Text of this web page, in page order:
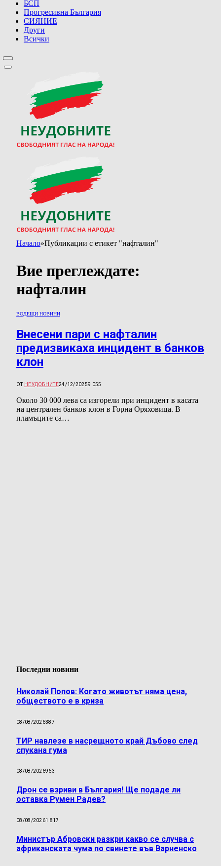
БСП
Прогресивна България
СИЯНИЕ
Други
Всички
Начало»Публикации с етикет "нафталин"
Вие преглеждате:
нафталин
ВОДЕЩИ НОВИНИ
Внесени пари с нафталин
предизвикаха инцидент в банков
клон
ОТ НЕУДОБНИТЕ24/12/20259 055
Около 30 000 лева са изгорели при инцидент в касата
на централен банков клон в Горна Оряховица. В
пламъците са…
Последни новини
Николай Попов: Когато животът няма цена,
обществото е в криза
08/08/2026387
ТИР навлезе в насрещното край Дъбово след
спукана гума
08/08/2026963
Дрон се взриви в България! Ще подаде ли
оставка Румен Радев?
08/08/20261 817
Министър Абровски разкри какво се случва с
африканската чума по свинете във Варненско